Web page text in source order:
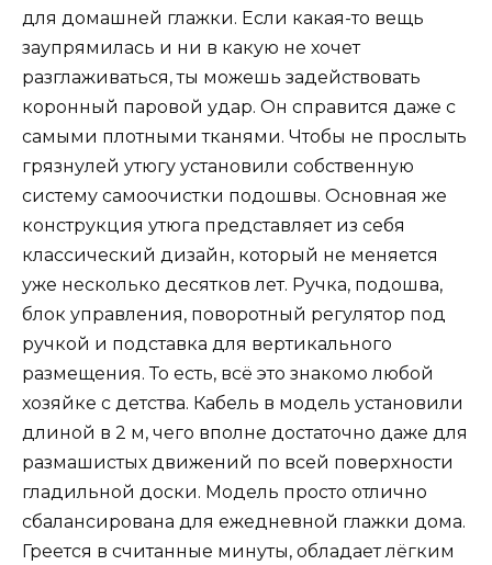
для домашней глажки. Если какая-то вещь
заупрямилась и ни в какую не хочет
разглаживаться, ты можешь задействовать
коронный паровой удар. Он справится даже с
самыми плотными тканями. Чтобы не прослыть
грязнулей утюгу установили собственную
систему самоочистки подошвы. Основная же
конструкция утюга представляет из себя
классический дизайн, который не меняется
уже несколько десятков лет. Ручка, подошва,
блок управления, поворотный регулятор под
ручкой и подставка для вертикального
размещения. То есть, всё это знакомо любой
хозяйке с детства. Кабель в модель установили
длиной в 2 м, чего вполне достаточно даже для
размашистых движений по всей поверхности
гладильной доски. Модель просто отлично
сбалансирована для ежедневной глажки дома.
Греется в считанные минуты, обладает лёгким